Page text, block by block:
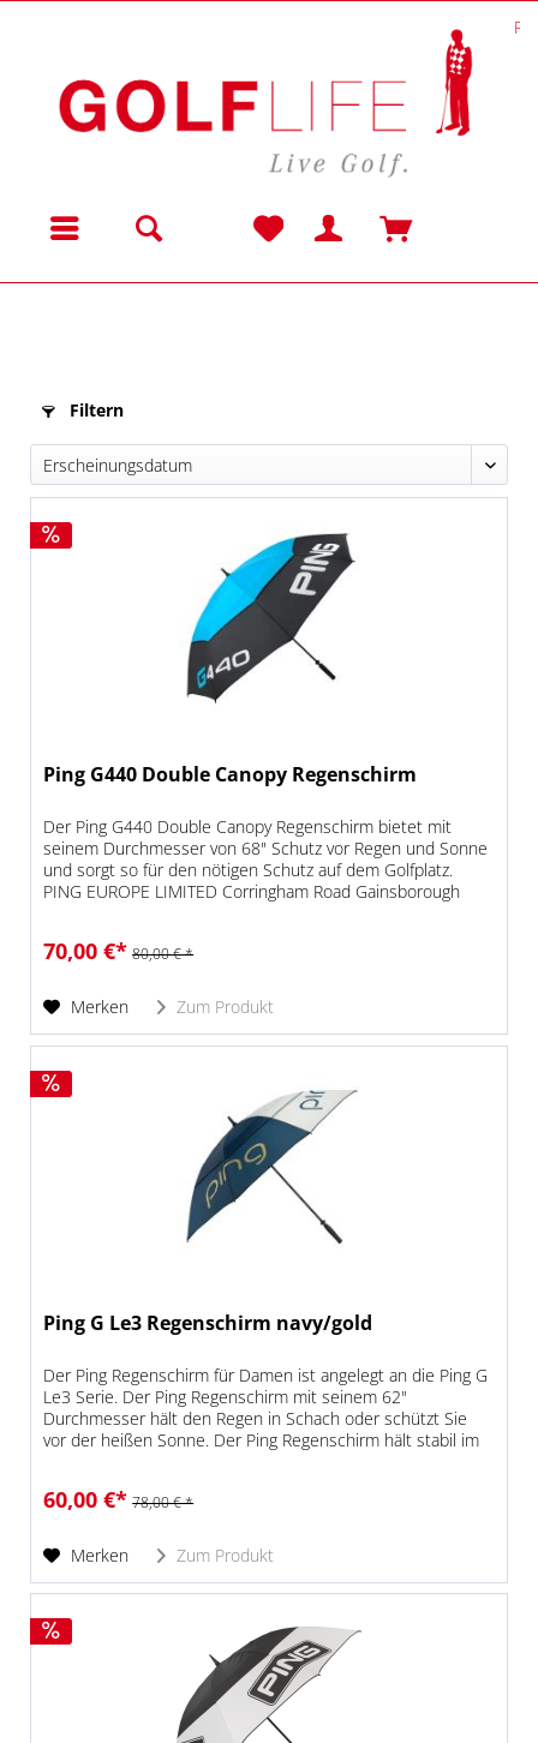
Menü
Filtern
Ping G440 Double Canopy Regenschirm
Der Ping G440 Double Canopy Regenschirm bietet mit
seinem Durchmesser von 68" Schutz vor Regen und Sonne
und sorgt so für den nötigen Schutz auf dem Golfplatz.
PING EUROPE LIMITED Corringham Road Gainsborough
70,00 €* 80,00 € *
Merken Zum Produkt
Ping G Le3 Regenschirm navy/gold
Der Ping Regenschirm für Damen ist angelegt an die Ping G
Le3 Serie. Der Ping Regenschirm mit seinem 62"
Durchmesser hält den Regen in Schach oder schützt Sie
vor der heißen Sonne. Der Ping Regenschirm hält stabil im
60,00 €* 78,00 € *
Merken Zum Produkt